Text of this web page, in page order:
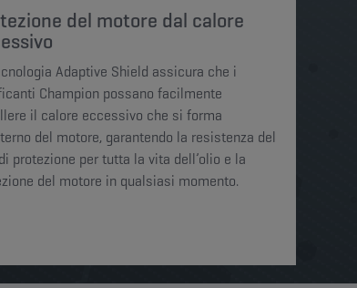
del motore dal calore
Adaptive Shield assicura che i
Champion possano facilmente
il calore eccessivo che si forma
del motore, garantendo la resistenza del
protezione per tutta la vita dell’olio e la
del motore in qualsiasi momento.